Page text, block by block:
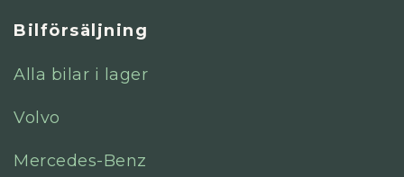
Bilförsäljning
Alla bilar i lager
Volvo
Mercedes-Benz